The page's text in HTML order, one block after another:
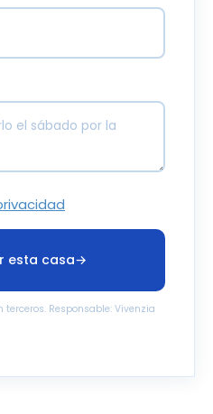
esta casa→
Responsable: Vivenzia